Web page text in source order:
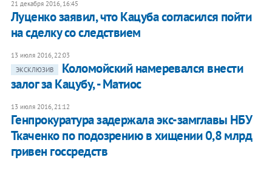
21 декабря 2016, 16:45
Луценко заявил, что Кацуба согласился пойти
на сделку со следствием
13 июля 2016, 22:03
ЭКСКЛЮЗИВ
Коломойский намеревался внести
залог за Кацубу, - Матиос
13 июля 2016, 21:12
Генпрокуратура задержала экс-замглавы НБУ
Ткаченко по подозрению в хищении 0,8 млрд
гривен госсредств